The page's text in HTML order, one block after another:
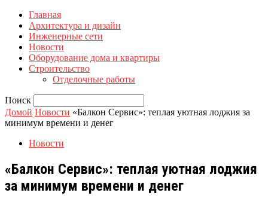
Главная
Архитектура и дизайн
Инженерные сети
Новости
Оборудование дома и квартиры
Строительство
Отделочные работы
Поиск
Домой Новости «Балкон Сервис»: теплая уютная лоджия за
минимум времени и денег
Новости
«Балкон Сервис»: теплая уютная лоджия
за минимум времени и денег